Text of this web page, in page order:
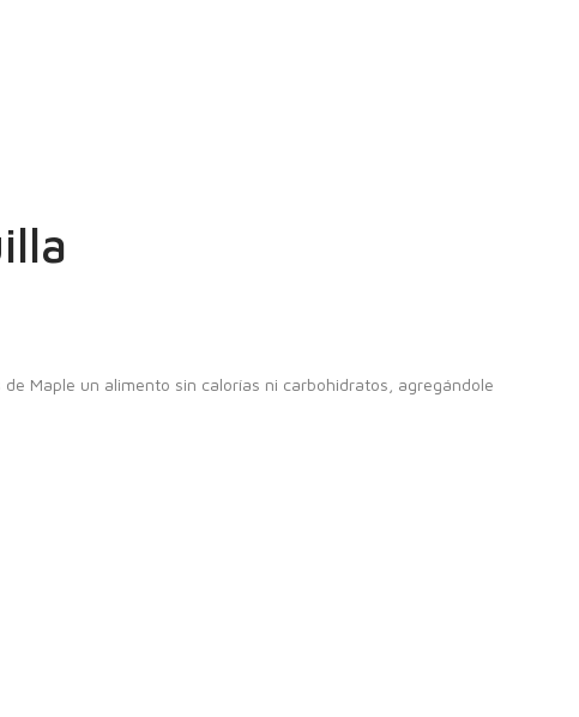
Maple un alimento sin calorías ni carbohidratos, agregándole